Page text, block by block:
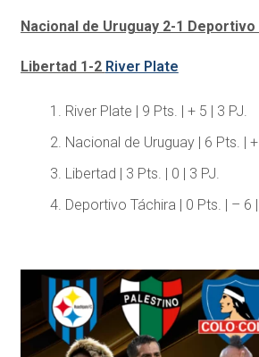
Nacional de Uruguay 2-1 Deportivo
Libertad 1-2 River Plate
River Plate | 9 Pts. | + 5 | 3 PJ.
Nacional de Uruguay | 6 Pts. | +
Libertad | 3 Pts. | 0 | 3 PJ.
Deportivo Táchira | 0 Pts. | – 6 |